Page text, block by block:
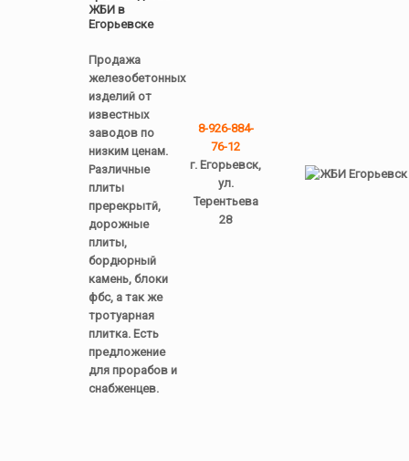
ЖБИ в
Егорьевске
Продажа
железобетонных
изделий от
известных
заводов по
низким ценам.
Различные
плиты
пререкрытй,
дорожные
плиты,
бордюрный
камень, блоки
фбс, а так же
тротуарная
плитка. Есть
предложение
для прорабов и
снабженцев.
8-926-884-
76-12
г. Егорьевск,
ул.
Терентьева
28